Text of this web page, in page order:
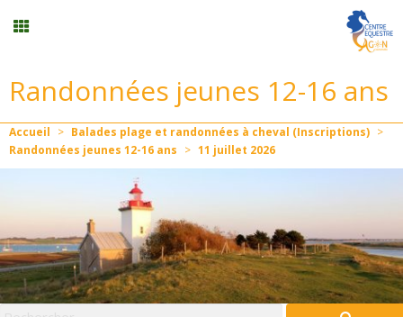
Stages vacances
Planning
Formation professionnelle
Randonnées jeunes 12-16 ans
Accueil > Balades plage et randonnées à cheval (Inscriptions) >
Randonnées jeunes 12-16 ans > 11 juillet 2026